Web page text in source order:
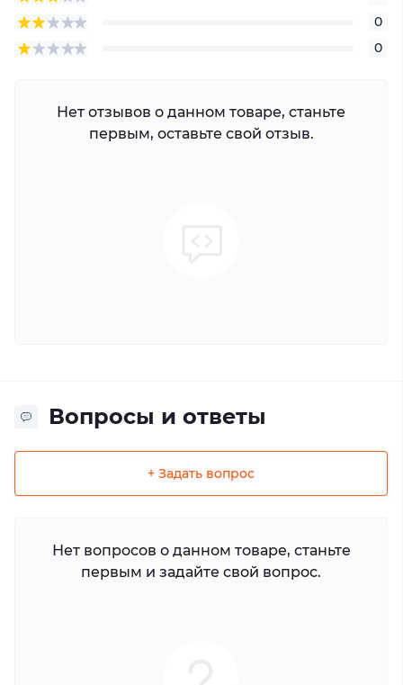
0
0
Нет отзывов о данном товаре, станьте
первым, оставьте свой отзыв.
Вопросы и ответы
+ Задать вопрос
Нет вопросов о данном товаре, станьте
первым и задайте свой вопрос.